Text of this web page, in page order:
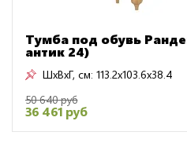
Тумба под обувь
антик 24)
ШxВxГ, см: 113.2x103.6x38.4
50 640 руб
36 461 руб